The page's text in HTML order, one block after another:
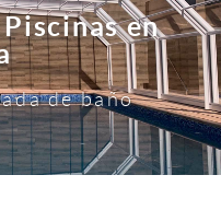
en
de baño